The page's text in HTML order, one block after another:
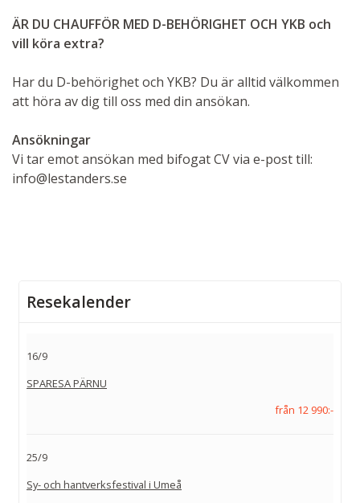
ÄR DU CHAUFFÖR MED D-BEHÖRIGHET OCH YKB och
vill köra extra?
Har du D-behörighet och YKB? Du är alltid välkommen
att höra av dig till oss med din ansökan.
Ansökningar
Vi tar emot ansökan med bifogat CV via e-post till:
info@lestanders.se
Resekalender
16/9
SPARESA PÄRNU
från 12 990:-
25/9
Sy- och hantverksfestival i Umeå